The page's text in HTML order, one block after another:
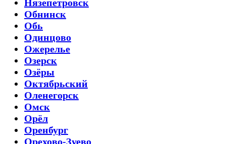
Нязепетровск
Обнинск
Обь
Одинцово
Ожерелье
Озерск
Озёры
Октябрьский
Оленегорск
Омск
Орёл
Оренбург
Орехово-Зуево